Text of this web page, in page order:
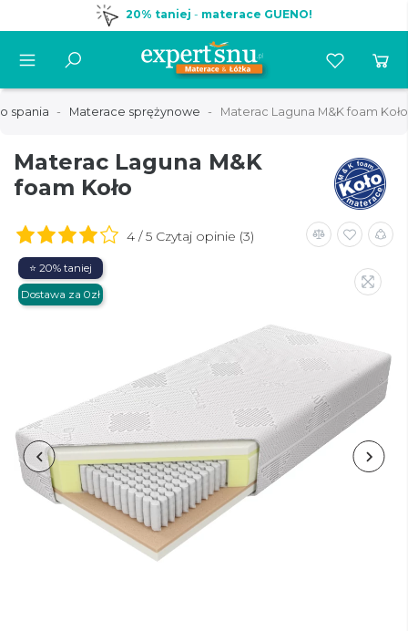
20% taniej - materace GUENO!
spania Materace sprężynowe Materac Laguna M&K foam Koło
Materac Laguna M&K
foam Koło
4 / 5 Czytaj opinie (3)
⭐ 20% taniej
Dostawa za 0zł